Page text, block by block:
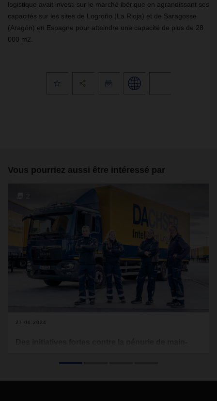
logistique avait investi sur le marché ibérique en agrandissant ses
capacités sur les sites de Logroño (La Rioja) et de Saragosse
(Aragón) en Espagne pour atteindre une capacité de plus de 28
000 m2.
Vous pourriez aussi être intéressé par
27.06.2024
préoccupe le monde économique et, en particulier, le